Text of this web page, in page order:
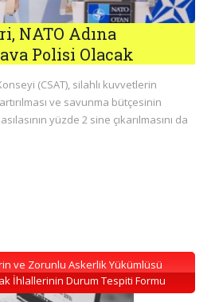
NATO Adına
Polisi Olacak
(CSAT), silahlı kuvvetlerin
ve savunma bütçesinin
yüzde 2 sine çıkarılmasını da
ve Zorunlu Askerlik Yükümlüsü
İhlallerinin Durum Tespiti Formu